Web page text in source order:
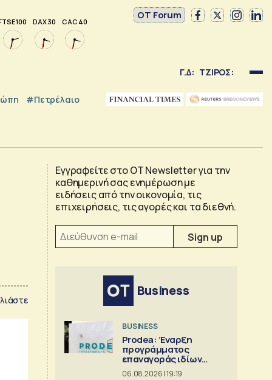
100 DAX 30 CAC 40
OT Forum
Γ.Δ: ΤΖΙΡΟΣ:
#Πετρέλαιο
Εγγραφείτε στο OT Newsletter για την
καθημερινή σας ενημέρωση με
ειδήσεις από την οικονομία, τις
επιχειρήσεις, τις αγορές και τα διεθνή.
Business
BUSINESS
Prodea: Έναρξη
προγράμματος
επαναγοράς ιδίων
μετοχών
06.08.2026 | 19:19